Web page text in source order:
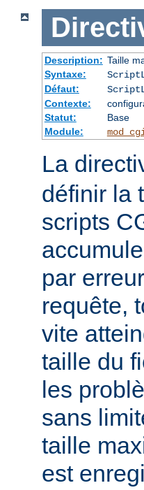
Description: Taille
Syntaxe:
Défaut:
Contexte:
Statut:
Base
Module:
La
définir la
scripts
par
requête,
vite
taille du
les
sans
taille
est